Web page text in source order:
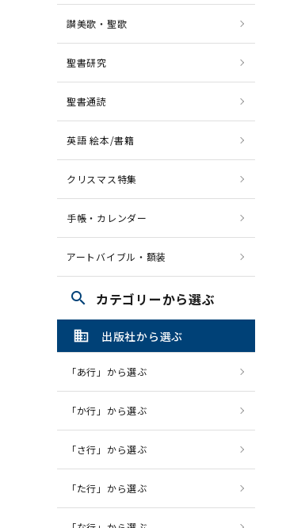
讃美歌・聖歌
聖書研究
聖書通読
英語 絵本/書籍
クリスマス特集
手帳・カレンダー
アートバイブル・額装
search カテゴリーから選ぶ
domain 出版社から選ぶ
「あ行」から選ぶ
「か行」から選ぶ
「さ行」から選ぶ
「た行」から選ぶ